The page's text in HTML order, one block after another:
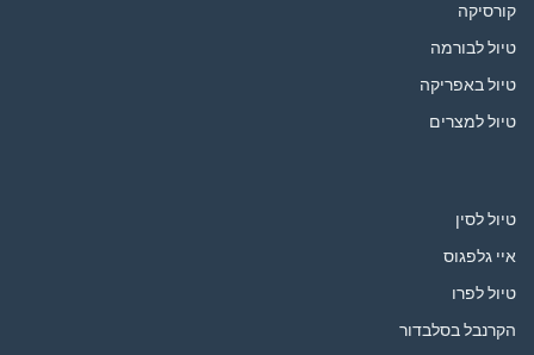
קורסיקה
טיול לבורמה
טיול באפריקה
טיול למצרים
טיול לסין
איי גלפגוס
טיול לפרו
הקרנבל בסלבדור